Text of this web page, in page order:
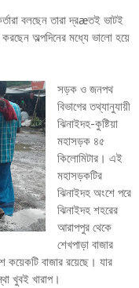
বলছেন তারা দ্রæতই ভাটই
অল্পদিনের মধ্যে ভালো হয়ে
সড়ক ও জনপথ
বিভাগের তথ্যানুযায়ী
ঝিনাইদহ-কুষ্টিয়া
মহাসড়ক ৪৫
কিলোমিটার। এই
মহাসড়কটির
ঝিনাইদহ অংশে পরে
ঝিনাইদহ শহরের
আরাপপুর থেকে
শেখপাড়া বাজার
বাজার রয়েছে। যার
খুবই খারাপ।